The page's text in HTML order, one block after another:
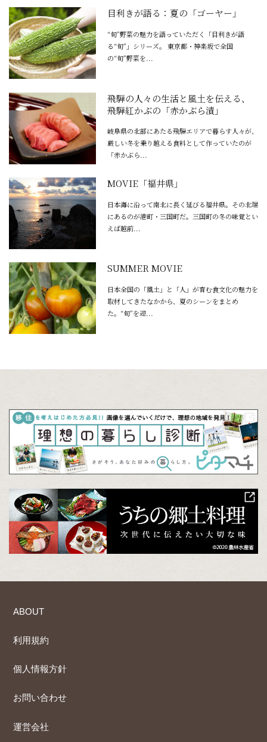
目利きが語る：夏の「ゴーヤー」
“旬”野菜の魅力を語っていただく「目利きが語
る“旬”」シリーズ。 東京都・神楽坂で全国
の“旬”野菜を...
飛騨の人々の生活と風土を伝える、
飛騨紅かぶの「赤かぶら漬」
岐阜県の北部にあたる飛騨エリアで暮らす人々が、
厳しい冬を乗り越える食料として作っていたのが
「赤かぶら...
MOVIE「福井県」
日本海に沿って南北に長く延びる福井県。その北端
にあるのが港町・三国町だ。三国町の冬の味覚とい
えば越前...
SUMMER MOVIE
日本全国の「風土」と「人」が育む食文化の魅力を
取材してきたなかから、夏のシーンをまとめ
た。“旬”を迎...
ABOUT
利用規約
個人情報方針
お問い合わせ
運営会社